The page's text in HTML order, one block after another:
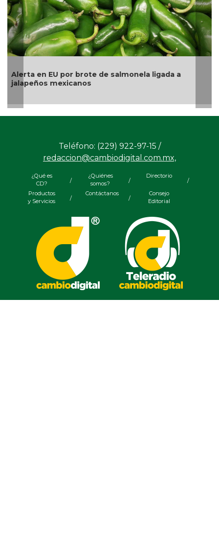
La UNAM analiza sanción de hasta 20 millones de
pesos a Territorium Life
Teléfono: (229) 922-97-15 /
redaccion@cambiodigital.com.mx,
¿Qué es
CD?
/
¿Quiénes
somos?
/
Directorio
/
Productos
y Servicios
/
Contáctanos
/
Consejo
Editorial